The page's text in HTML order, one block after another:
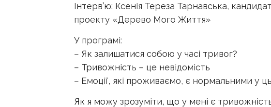
Інтерв’ю: Ксенія Тереза Тарнавська,
проекту «Дерево Мого Життя»
У програмі:
– Як залишатися собою у часі тривог?
– Тривожність – це невідомість
– Емоції, які проживаємо, є нормальними у
Як я можу зрозуміти, що у мені є